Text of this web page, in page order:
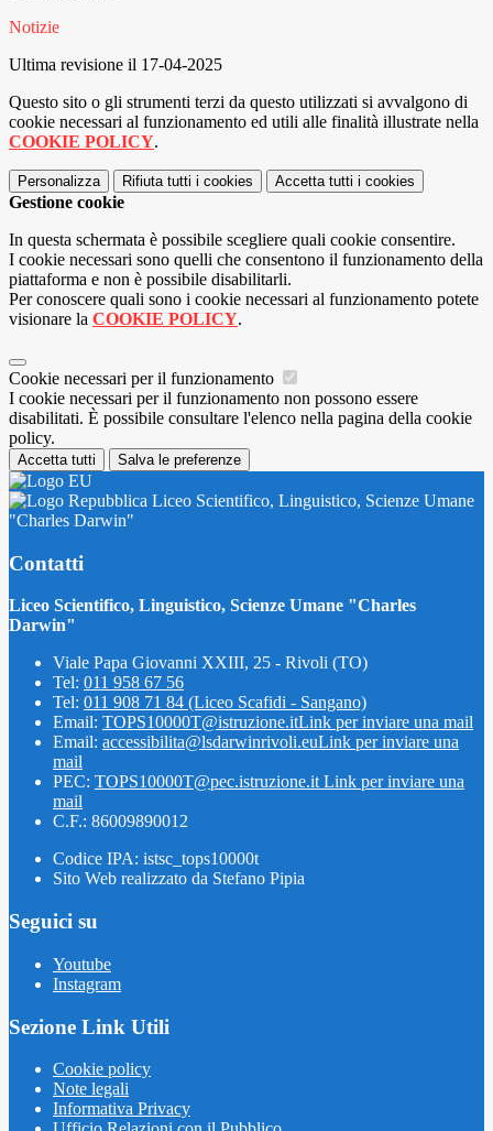
Notizie
Ultima revisione il 17-04-2025
Questo sito o gli strumenti terzi da questo utilizzati si avvalgono di
cookie necessari al funzionamento ed utili alle finalità illustrate nella
COOKIE POLICY.
Personalizza Rifiuta tutti i cookies Accetta tutti i cookies
Gestione cookie
In questa schermata è possibile scegliere quali cookie consentire.
I cookie necessari sono quelli che consentono il funzionamento della
piattaforma e non è possibile disabilitarli.
Per conoscere quali sono i cookie necessari al funzionamento potete
visionare la COOKIE POLICY.
Cookie necessari per il funzionamento
I cookie necessari per il funzionamento non possono essere
disabilitati. È possibile consultare l'elenco nella pagina della cookie
policy.
Accetta tutti Salva le preferenze
Liceo Scientifico, Linguistico, Scienze Umane
"Charles Darwin"
Contatti
Liceo Scientifico, Linguistico, Scienze Umane "Charles
Darwin"
Viale Papa Giovanni XXIII, 25 - Rivoli (TO)
Tel: 011 958 67 56
Tel: 011 908 71 84 (Liceo Scafidi - Sangano)
Email: TOPS10000T@istruzione.itLink per inviare una mail
Email: accessibilita@lsdarwinrivoli.euLink per inviare una
mail
PEC: TOPS10000T@pec.istruzione.itLink per inviare una
mail
C.F.: 86009890012
Codice IPA: istsc_tops10000t
Sito Web realizzato da Stefano Pipia
Seguici su
Youtube
Instagram
Sezione Link Utili
Cookie policy
Note legali
Informativa Privacy